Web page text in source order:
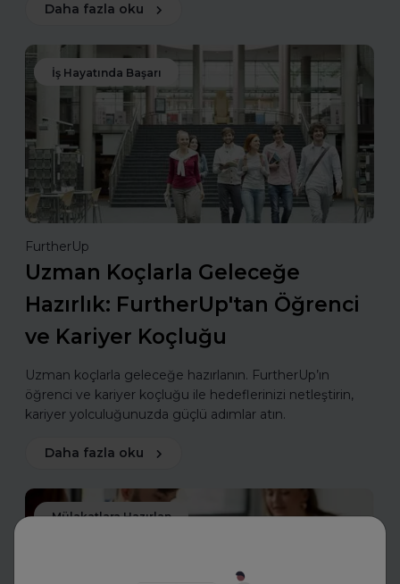
Daha fazla oku
İş Hayatında Başarı
FurtherUp
Uzman Koçlarla Geleceğe
Hazırlık: FurtherUp'tan Öğrenci
ve Kariyer Koçluğu
Uzman koçlarla geleceğe hazırlanın. FurtherUp’ın
öğrenci ve kariyer koçluğu ile hedeflerinizi netleştirin,
kariyer yolculuğunuzda güçlü adımlar atın.
Daha fazla oku
Mülakatlara Hazırlan